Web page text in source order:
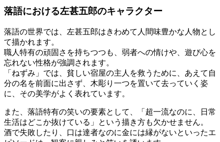
落語における左甚五郎のキャラクター
落語の世界では、左甚五郎はきわめて人間味豊かな人物とし
て描かれます。
職人特有の頑固さを持ちつつも、弱者への情けや、遊び心を
忘れない性格が強調されます。
「ねずみ」では、貧しい宿屋の主人を救うために、あえて自
分の名を前面に出さず、木彫り一つを置いて去っていく姿
に、その美学がよく表れています。
また、落語特有の笑いの要素として、「超一流なのに、日常
生活はどこか抜けている」という描き方も欠かせません。
酒で失敗したり、口は達者なのに金には縁がないといったエ